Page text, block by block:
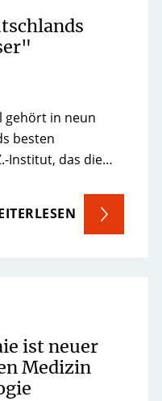
gehört in neun
besten
Institut, das die…
ist neuer
Medizin